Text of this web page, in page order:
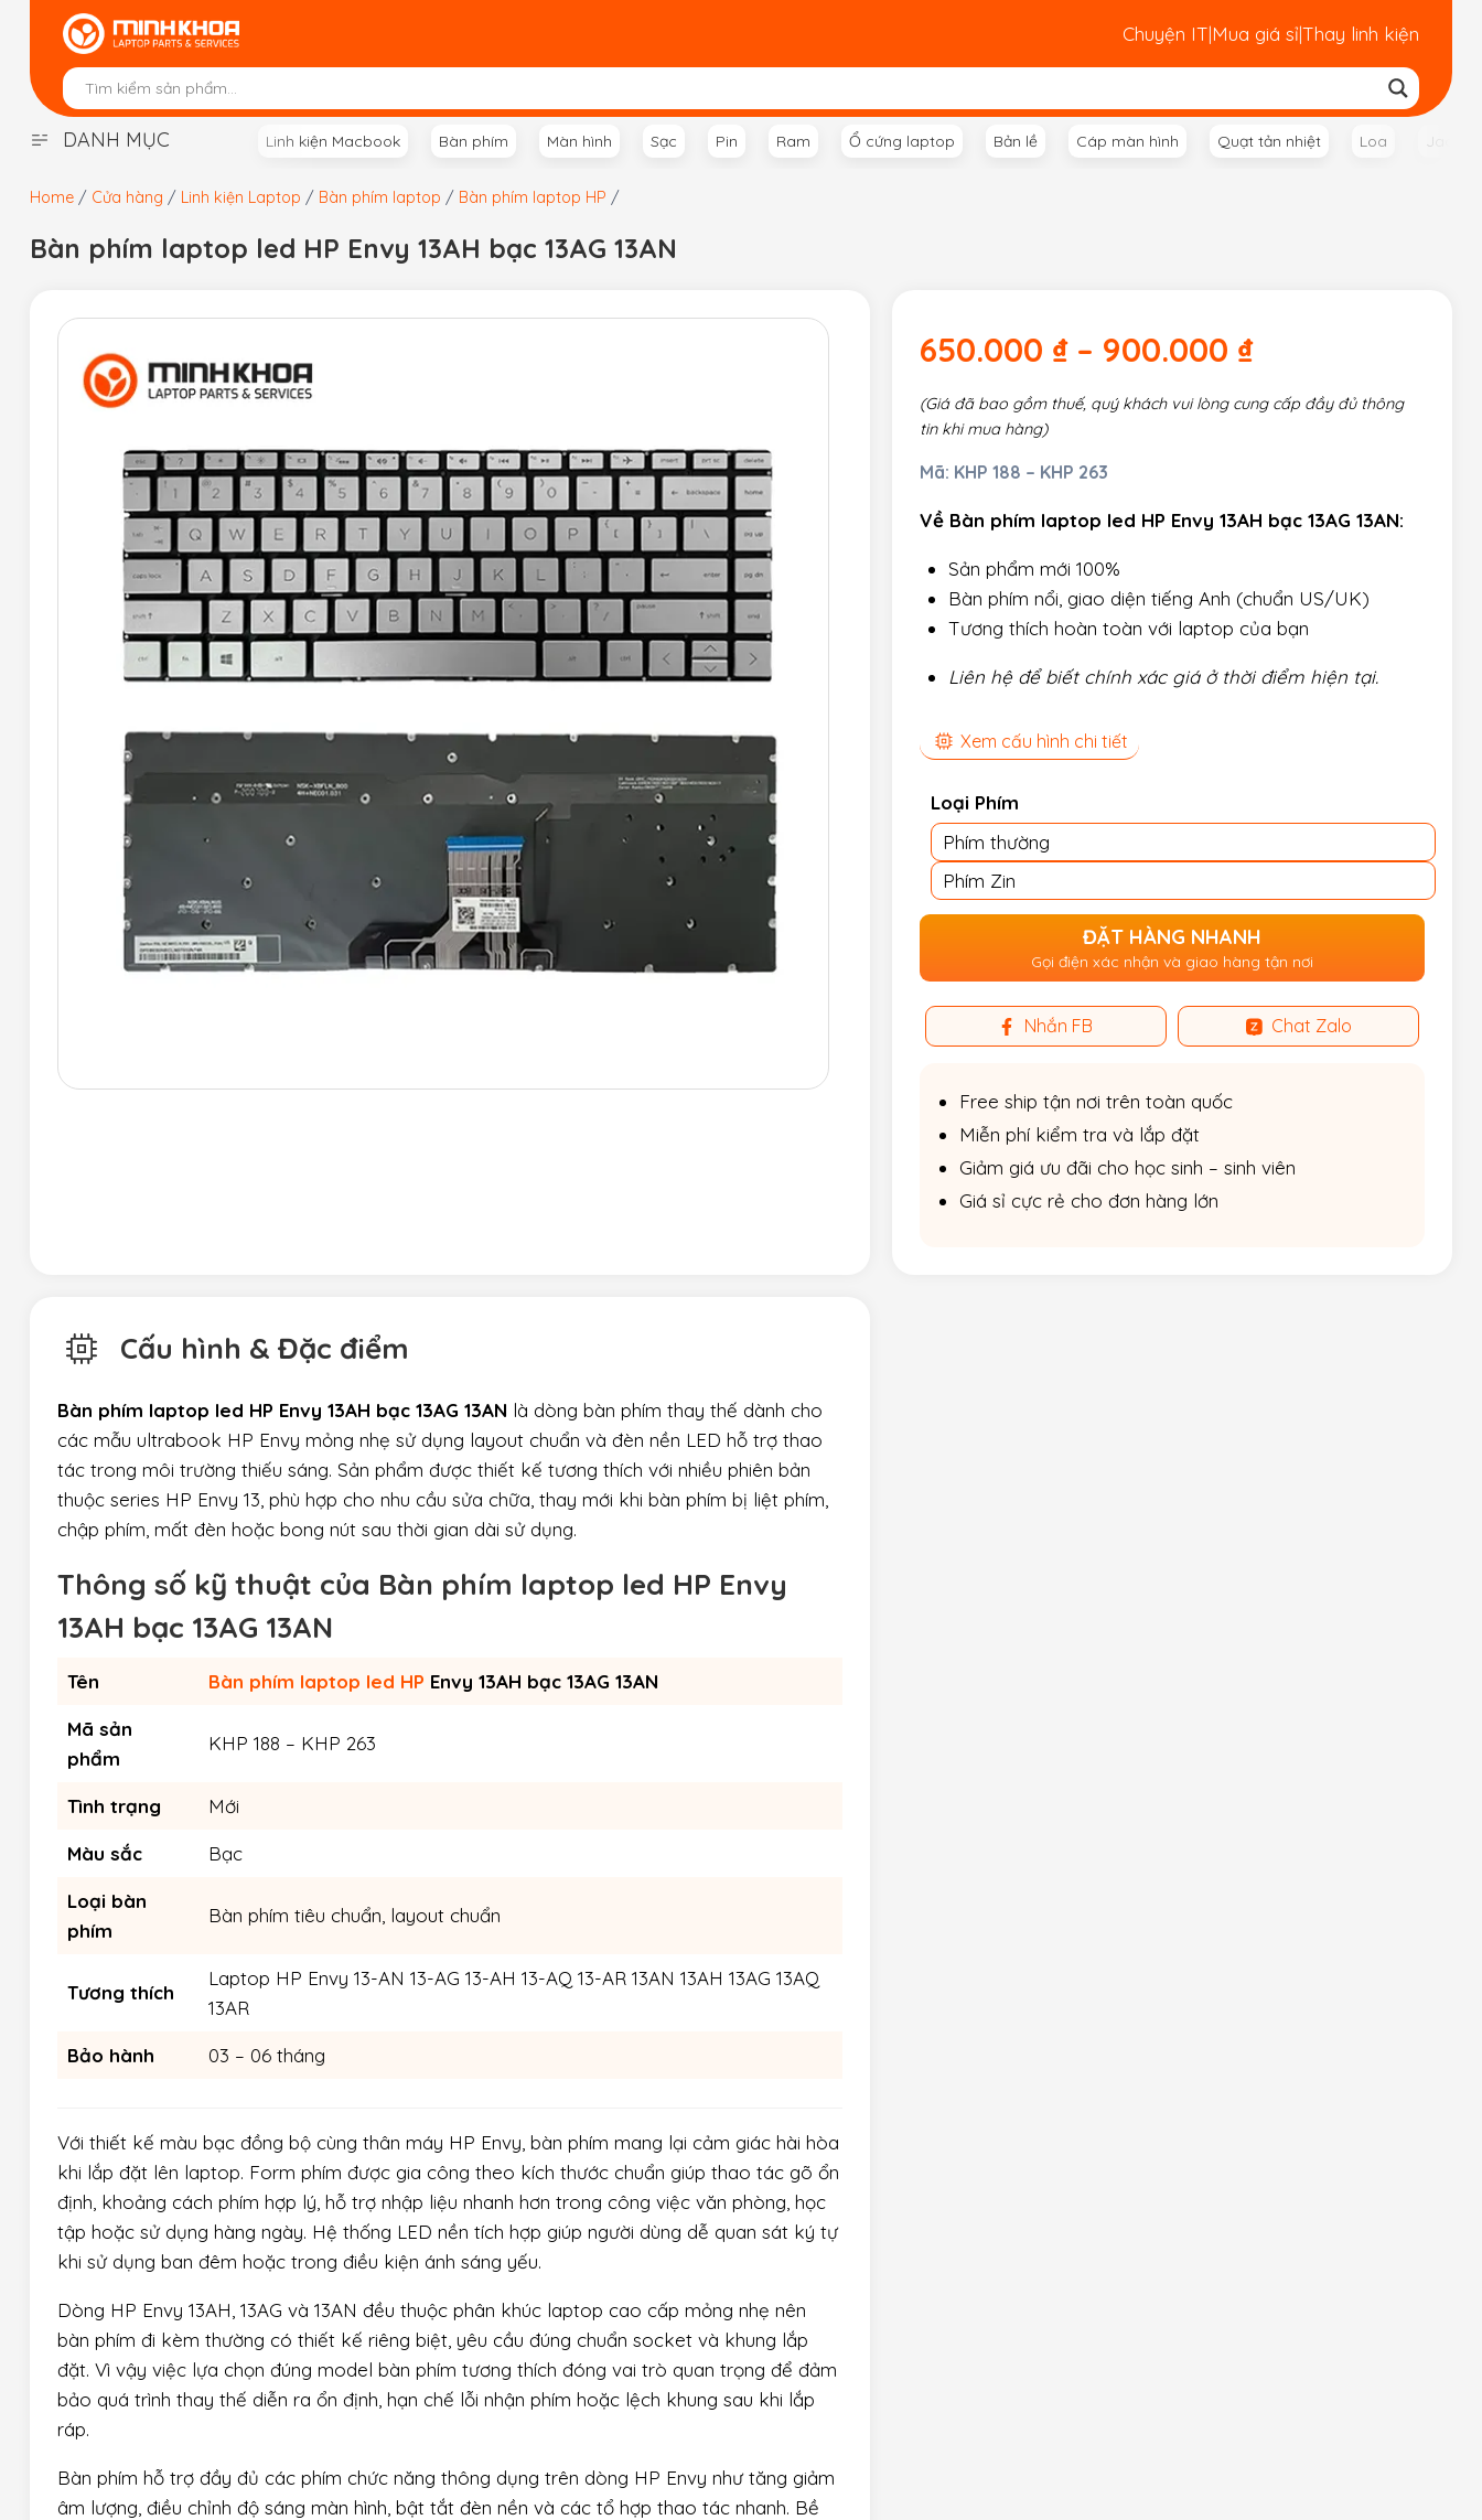
content
Chuyện IT|Mua giá sỉ|Thay linh kiện
Linh kiện Macbook Bàn phím Màn hình Sạc Pin Ram Ổ cứng laptop Bản lề Cáp màn hình Quạt tản nhiệt Loa Jack
DANH MỤC
Home / Cửa hàng / Linh kiện Laptop / Bàn phím laptop / Bàn phím laptop HP /
Bàn phím laptop led HP Envy 13AH bạc 13AG 13AN
650.000 ₫ – 900.000 ₫
(Giá đã bao gồm thuế, quý khách vui lòng cung cấp đầy đủ thông
tin khi mua hàng)
Mã: KHP 188 – KHP 263
Về Bàn phím laptop led HP Envy 13AH bạc 13AG 13AN:
Sản phẩm mới 100%
Bàn phím nổi, giao diện tiếng Anh (chuẩn US/UK)
Tương thích hoàn toàn với laptop của bạn
Liên hệ để biết chính xác giá ở thời điểm hiện tại.
Xem cấu hình chi tiết
Loại Phím
Phím thường
Phím Zin
ĐẶT HÀNG NHANH
Gọi điện xác nhận và giao hàng tận nơi
Nhắn FB Chat Zalo
Free ship tận nơi trên toàn quốc
Miễn phí kiểm tra và lắp đặt
Giảm giá ưu đãi cho học sinh – sinh viên
Giá sỉ cực rẻ cho đơn hàng lớn
Cấu hình & Đặc điểm
Bàn phím laptop led HP Envy 13AH bạc 13AG 13AN là dòng bàn phím thay thế dành cho
các mẫu ultrabook HP Envy mỏng nhẹ sử dụng layout chuẩn và đèn nền LED hỗ trợ thao
tác trong môi trường thiếu sáng. Sản phẩm được thiết kế tương thích với nhiều phiên bản
thuộc series HP Envy 13, phù hợp cho nhu cầu sửa chữa, thay mới khi bàn phím bị liệt phím,
chập phím, mất đèn hoặc bong nút sau thời gian dài sử dụng.
Thông số kỹ thuật của Bàn phím laptop led HP Envy
13AH bạc 13AG 13AN
Tên Bàn phím laptop led HP Envy 13AH bạc 13AG 13AN
Mã sản
phẩm
KHP 188 – KHP 263
Tình trạng Mới
Màu sắc Bạc
Loại bàn
phím
Bàn phím tiêu chuẩn, layout chuẩn
Tương thích
Laptop HP Envy 13-AN 13-AG 13-AH 13-AQ 13-AR 13AN 13AH 13AG 13AQ
13AR
Bảo hành 03 – 06 tháng
Với thiết kế màu bạc đồng bộ cùng thân máy HP Envy, bàn phím mang lại cảm giác hài hòa
khi lắp đặt lên laptop. Form phím được gia công theo kích thước chuẩn giúp thao tác gõ ổn
định, khoảng cách phím hợp lý, hỗ trợ nhập liệu nhanh hơn trong công việc văn phòng, học
tập hoặc sử dụng hàng ngày. Hệ thống LED nền tích hợp giúp người dùng dễ quan sát ký tự
khi sử dụng ban đêm hoặc trong điều kiện ánh sáng yếu.
Dòng HP Envy 13AH, 13AG và 13AN đều thuộc phân khúc laptop cao cấp mỏng nhẹ nên
bàn phím đi kèm thường có thiết kế riêng biệt, yêu cầu đúng chuẩn socket và khung lắp
đặt. Vì vậy việc lựa chọn đúng model bàn phím tương thích đóng vai trò quan trọng để đảm
bảo quá trình thay thế diễn ra ổn định, hạn chế lỗi nhận phím hoặc lệch khung sau khi lắp
ráp.
Bàn phím hỗ trợ đầy đủ các phím chức năng thông dụng trên dòng HP Envy như tăng giảm
âm lượng, điều chỉnh độ sáng màn hình, bật tắt đèn nền và các tổ hợp thao tác nhanh. Bề